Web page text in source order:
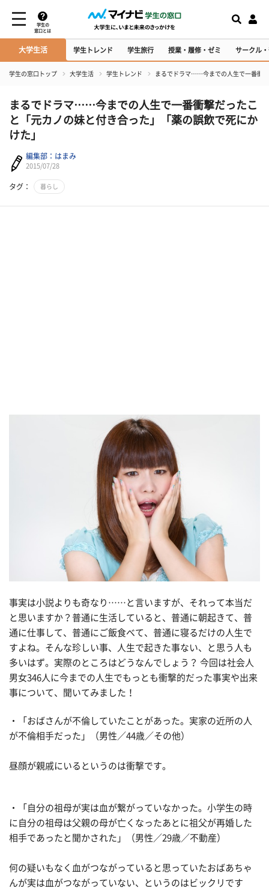
学生の
窓口とは
大学生活 学生トレンド 学生旅行 授業・履修・ゼミ サークル
学生の窓口トップ 大学生活 学生トレンド まるでドラマ……今までの人生で一番衝
まるでドラマ……今までの人生で一番衝撃だったこ
と「元カノの妹と付き合った」「薬の誤飲で死にか
けた」
編集部：はまみ
2015/07/28
タグ： 暮らし
事実は小説よりも奇なり……と言いますが、それって本当だ
と思いますか？普通に生活していると、普通に朝起きて、普
通に仕事して、普通にご飯食べて、普通に寝るだけの人生で
すよね。そんな珍しい事、人生で起きた事ない、と思う人も
多いはず。実際のところはどうなんでしょう？ 今回は社会人
男女346人に今までの人生でもっとも衝撃的だった事実や出来
事について、聞いてみました！
・「おばさんが不倫していたことがあった。実家の近所の人
が不倫相手だった」（男性／44歳／その他）
昼顔が親戚にいるというのは衝撃です。
・「自分の祖母が実は血が繋がっていなかった。小学生の時
に自分の祖母は父親の母が亡くなったあとに祖父が再婚した
相手であったと聞かされた」（男性／29歳／不動産）
何の疑いもなく血がつながっていると思っていたおばあちゃ
んが実は血がつながっていない、というのはビックリです